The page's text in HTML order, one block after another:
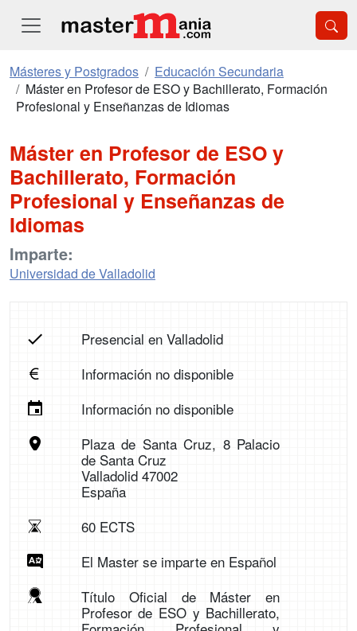
Másteres y Postgrados
Educación Secundaria
Máster en Profesor de ESO y Bachillerato, Formación
Profesional y Enseñanzas de Idiomas
Máster en Profesor de ESO y
Bachillerato, Formación
Profesional y Enseñanzas de
Idiomas
Imparte:
Universidad de Valladolid
Presencial en Valladolid
Información no disponible
Información no disponible
Plaza de Santa Cruz, 8 Palacio
de Santa Cruz
Valladolid 47002
España
60 ECTS
El Master se imparte en Español
Título Oficial de Máster en
Profesor de ESO y Bachillerato,